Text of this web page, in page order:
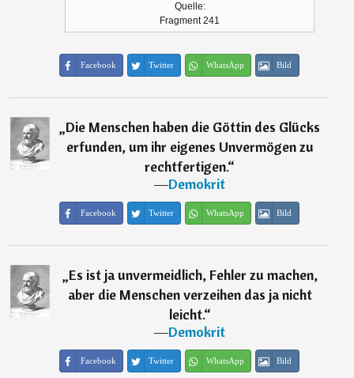
Quelle:
Fragment 241
Facebook Twitter WhatsApp Bild
„Die Menschen haben die Göttin des Glücks
erfunden, um ihr eigenes Unvermögen zu
rechtfertigen.“
―Demokrit
Facebook Twitter WhatsApp Bild
„Es ist ja unvermeidlich, Fehler zu machen,
aber die Menschen verzeihen das ja nicht
leicht.“
―Demokrit
Facebook Twitter WhatsApp Bild